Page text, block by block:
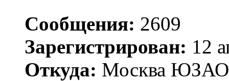
Сообщения: 2609
Зарегистрирован: 12
Откуда: Москва ЮЗАО